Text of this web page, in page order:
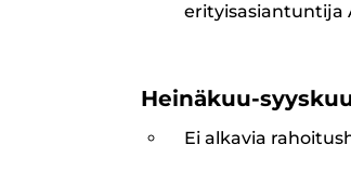
erityisasiantuntija
Heinäkuu-
Ei alkavia